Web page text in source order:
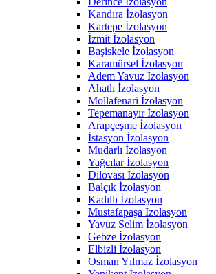
Kandıra İzolasyon
Kartepe İzolasyon
İzmit İzolasyon
Başiskele İzolasyon
Karamürsel İzolasyon
Adem Yavuz İzolasyon
Ahatlı İzolasyon
Mollafenari İzolasyon
Tepemanayır İzolasyon
Arapçeşme İzolasyon
İstasyon İzolasyon
Mudarlı İzolasyon
Yağcılar İzolasyon
Dilovası İzolasyon
Balçık İzolasyon
Kadıllı İzolasyon
Mustafapaşa İzolasyon
Yavuz Selim İzolasyon
Gebze İzolasyon
Elbizli İzolasyon
Osman Yılmaz İzolasyon